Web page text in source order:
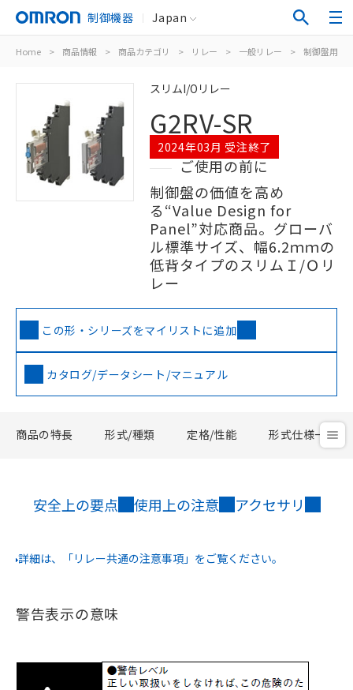
制御機器 Japan
Home > 商品情報 > 商品カテゴリ > リレー > 一般リレー > 制御盤用
スリムI/Oリレー
G2RV-SR
2024年03月 受注終了
ご使用の前に
制御盤の価値を高め
る“Value Design for
Panel”対応商品。グローバ
ル標準サイズ、幅6.2ｍｍの
低背タイプのスリムＩ/Ｏリ
レー
この形・シリーズをマイリストに追加
カタログ/データシート/マニュアル
商品の特長 形式/種類 定格/性能 形式仕様一覧
安全上の要点 使用上の注意 アクセサリ
詳細は、「リレー共通の注意事項」をご覧ください。
警告表示の意味